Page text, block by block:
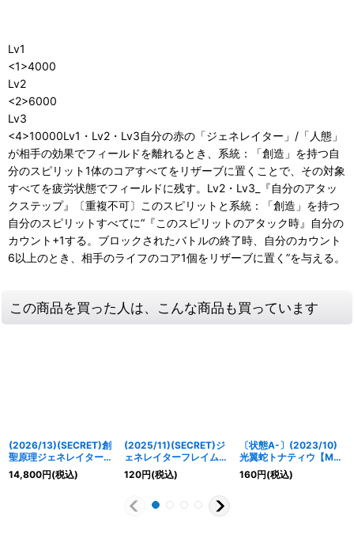
Lv1
<1>4000
Lv2
<2>6000
Lv3
<4>10000Lv1・Lv2・Lv3自分の赤の「ジェネレイター」/「人態」
が相手の効果でフィールドを離れるとき、系統：「創造」を持つ自
分のスピリット1体のコアすべてをリザーブに置くことで、その対象
すべてを疲労状態でフィールドに残す。Lv2・Lv3_『自分のアタッ
クステップ』〔重複不可〕このスピリットと系統：「創造」を持つ
自分のスピリットすべてに“『このスピリットのアタック時』自分の
カウント+1する。ブロックされたバトルの終了時、自分のカウント
6以上のとき、相手のライフのコア1個をリザーブに置く”を与える。
この商品を買った人は、こんな商品も買っています
(2026/13)(SECRET)創
聖原理ジェネレイタード
ラゴン・梵【CP-SEC】
{BS76-CP01}《赤》
14,800円(税込)
(2025/11)(SECRET)ジ
ェネレイターフレイム
【CP-SEC】{BS71-
CP08}《赤》
120円(税込)
〔状態A-〕(2023/10)
光翼蛇トナティウ【M】
{BS66-020}《紫》
160円(税込)